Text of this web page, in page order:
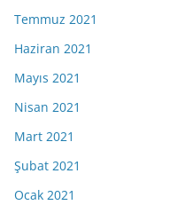
Temmuz 2021
Haziran 2021
Mayıs 2021
Nisan 2021
Mart 2021
Şubat 2021
Ocak 2021